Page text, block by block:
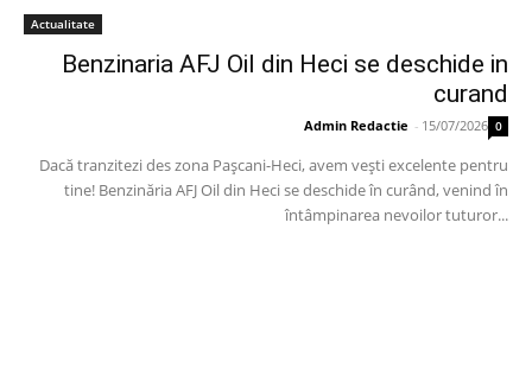
Actualitate
Benzinaria AFJ Oil din Heci se deschide in
curand
Admin Redactie - 15/07/2026 0
Dacă tranzitezi des zona Pașcani-Heci, avem vești excelente pentru
tine! Benzinăria AFJ Oil din Heci se deschide în curând, venind în
întâmpinarea nevoilor tuturor...